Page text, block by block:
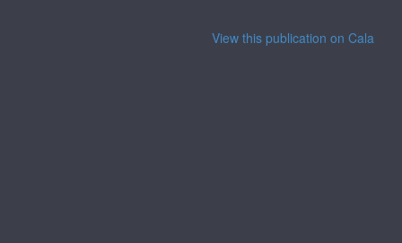
View this publication on Calaméo